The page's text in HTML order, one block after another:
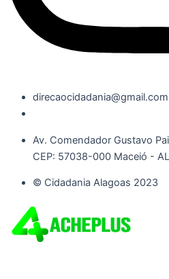
direcaocidadania@gmail.com
Av. Comendador Gustavo
CEP: 57038-000 Maceió - AL
© Cidadania Alagoas 2023